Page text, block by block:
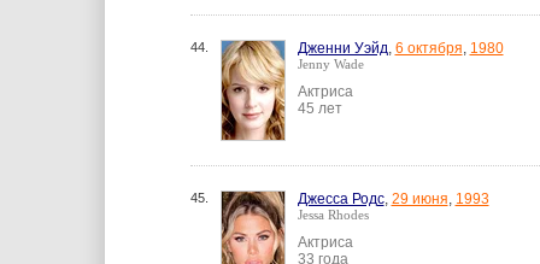
44. Дженни Уэйд, 6 октября, 1980
Jenny Wade
Актриса
45 лет
45. Джесса Родс, 29 июня, 1993
Jessa Rhodes
Актриса
33 года